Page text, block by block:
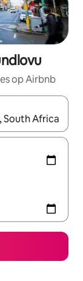
op Airbnb
je een keuze